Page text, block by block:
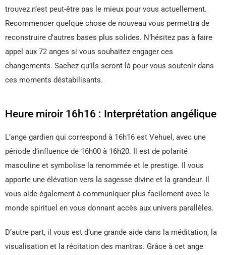
trouvez n’est peut-être pas le mieux pour vous actuellement.
Recommencer quelque chose de nouveau vous permettra de
reconstruire d’autres bases plus solides. N’hésitez pas à faire
appel aux 72 anges si vous souhaitez engager ces
changements. Sachez qu’ils seront là pour vous soutenir dans
ces moments déstabilisants.
Heure miroir 16h16 : Interprétation angélique
L’ange gardien qui correspond à 16h16 est Vehuel, avec une
période d’influence de 16h00 à 16h20. Il est de polarité
masculine et symbolise la renommée et le prestige. Il vous
apporte une élévation vers la sagesse divine et la grandeur. Il
vous aide également à communiquer plus facilement avec le
monde spirituel en vous donnant accès aux univers parallèles.
D’autre part, il vous est d’une grande aide dans la méditation, la
visualisation et la récitation des mantras. Grâce à cet ange